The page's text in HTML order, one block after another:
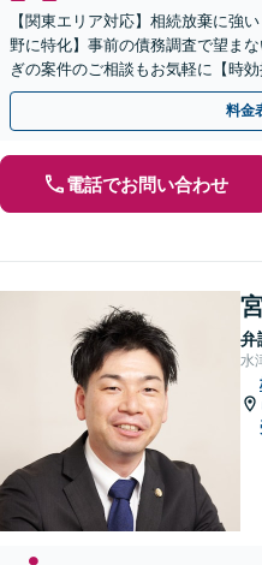
【関東エリア対応】相続放棄に強
野に特化】事前の債務調査で望ま
ぎの案件のご相談もお気軽に【時
利用可】【休日電話相談可能】
料金
電話でお問い合わせ
弁
水